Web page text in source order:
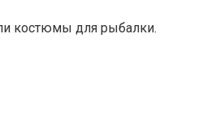
костюмы для рыбалки.